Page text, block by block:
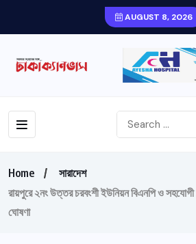
AUGUST 8, 2026
Home
সারাদেশ
রায়পুরে ২নং উত্তর চরবংশী ইউনিয়ন বিএনপি ও সহযোগী
ঘোষণা